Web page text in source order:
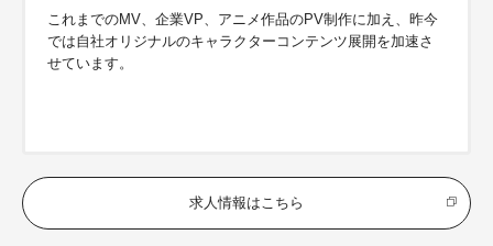
これまでのMV、企業VP、アニメ作品のPV制作に加え、昨今
では自社オリジナルのキャラクターコンテンツ展開を加速さ
せています。
求人情報はこちら